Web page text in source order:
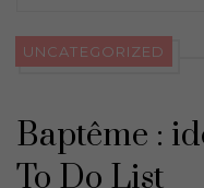
UNCATEGORIZED
Baptême :
To Do List